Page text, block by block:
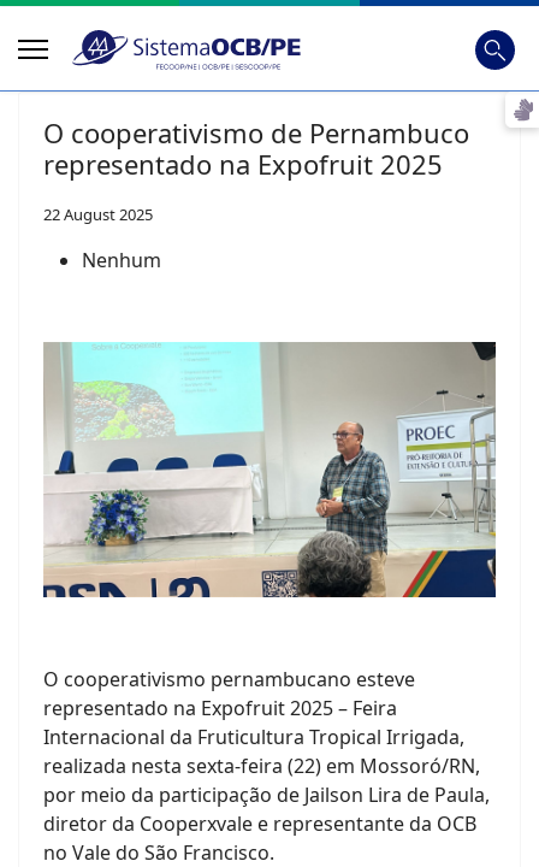
Busca
O cooperativismo de Pernambuco
representado na Expofruit 2025
22 August 2025
Nenhum
O cooperativismo pernambucano esteve
representado na Expofruit 2025 – Feira
Internacional da Fruticultura Tropical Irrigada,
realizada nesta sexta-feira (22) em Mossoró/RN,
por meio da participação de Jailson Lira de Paula,
diretor da Cooperxvale e representante da OCB
no Vale do São Francisco.